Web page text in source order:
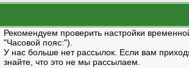
Рекомендуем проверить настройки
"Часовой пояс:").
У нас больше нет рассылок. Если вам
знайте, что это не мы рассылаем.